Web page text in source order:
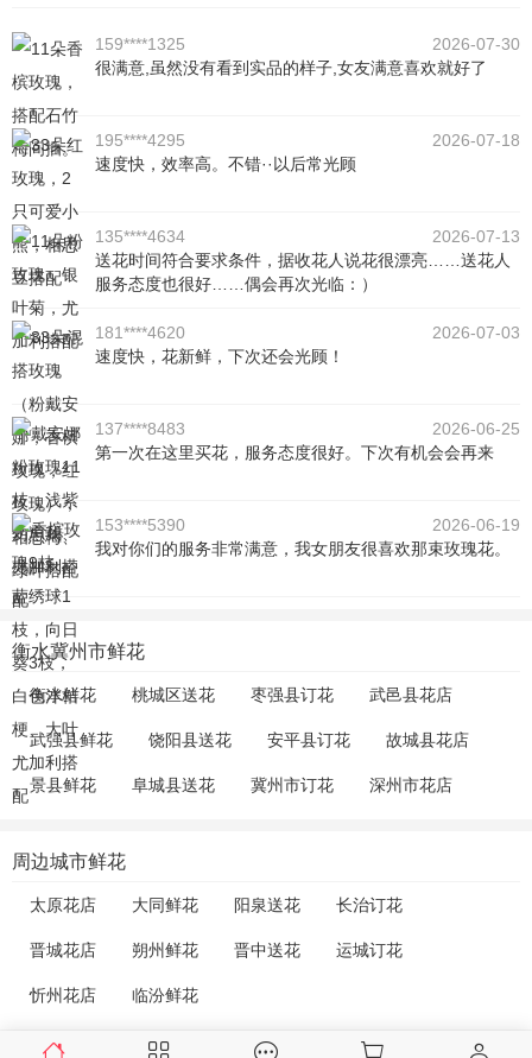
159****1325
2026-07-30
很满意,虽然没有看到实品的样子,女友满意喜欢就好了
195****4295
2026-07-18
速度快，效率高。不错··以后常光顾
135****4634
2026-07-13
送花时间符合要求条件，据收花人说花很漂亮……送花人
服务态度也很好……偶会再次光临：）
181****4620
2026-07-03
速度快，花新鲜，下次还会光顾！
137****8483
2026-06-25
第一次在这里买花，服务态度很好。下次有机会会再来
153****5390
2026-06-19
我对你们的服务非常满意，我女朋友很喜欢那束玫瑰花。
衡水冀州市鲜花
衡水鲜花 桃城区送花 枣强县订花 武邑县花店
武强县鲜花 饶阳县送花 安平县订花 故城县花店
景县鲜花 阜城县送花 冀州市订花 深州市花店
周边城市鲜花
太原花店 大同鲜花 阳泉送花 长治订花
晋城花店 朔州鲜花 晋中送花 运城订花
忻州花店 临汾鲜花